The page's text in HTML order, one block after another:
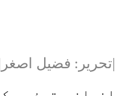
|تحریر: فضیل